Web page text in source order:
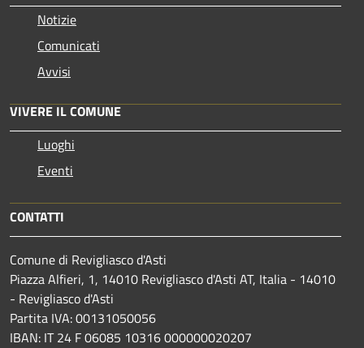
Notizie
Comunicati
Avvisi
VIVERE IL COMUNE
Luoghi
Eventi
CONTATTI
Comune di Revigliasco d'Asti
Piazza Alfieri, 1, 14010 Revigliasco d'Asti AT, Italia - 14010
- Revigliasco d'Asti
Partita IVA: 00131050056
IBAN: IT 24 F 06085 10316 000000020207